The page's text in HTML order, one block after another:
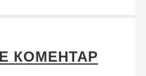
КОМЕНТАР